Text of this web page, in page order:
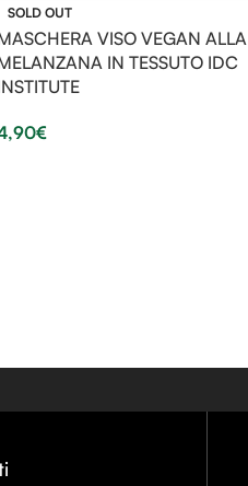
SOLD OUT
VISO VEGAN ALLA
IN TESSUTO IDC
€